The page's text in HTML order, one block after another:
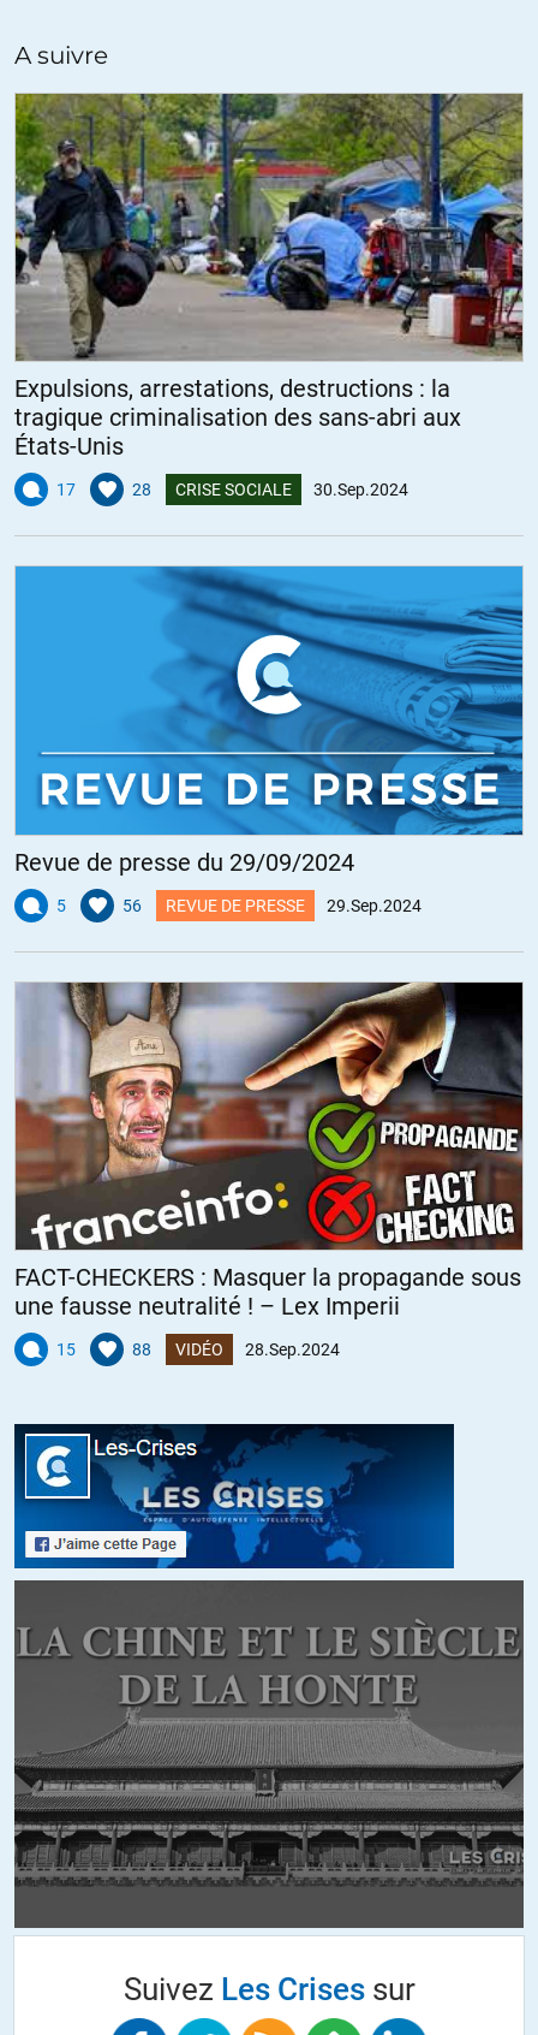
politiques sont sourds, muets et aveugles ou, pour faire court,
+1 ALERTER
A suivre
Expulsions, arrestations, destructions : la
tragique criminalisation des sans-abri aux
États-Unis
17 28 CRISE SOCIALE 30.Sep.2024
Revue de presse du 29/09/2024
5 56 REVUE DE PRESSE 29.Sep.2024
FACT-CHECKERS : Masquer la propagande sous
une fausse neutralité ! – Lex Imperii
15 88 VIDÉO 28.Sep.2024
Suivez Les Crisessur